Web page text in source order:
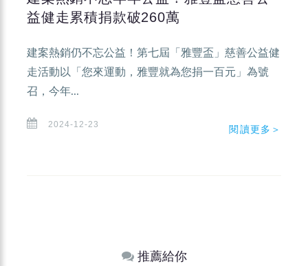
益健走累積捐款破260萬
建案熱銷仍不忘公益！第七屆「雅豐盃」慈善公益健
走活動以「您來運動，雅豐就為您捐一百元」為號
召，今年...
2024-12-23 閱讀更多＞
推薦給你